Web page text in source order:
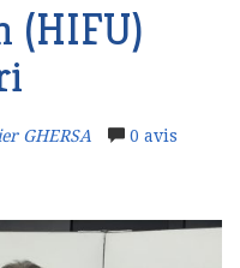
(HIFU)
GHERSA 0 avis